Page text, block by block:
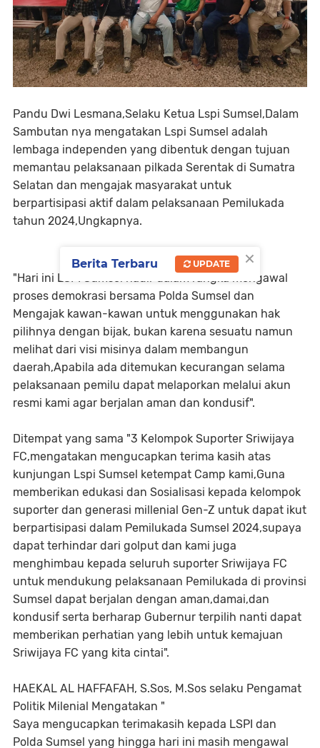
Pandu Dwi Lesmana,Selaku Ketua Lspi Sumsel,Dalam
Sambutan nya mengatakan Lspi Sumsel adalah
lembaga independen yang dibentuk dengan tujuan
memantau pelaksanaan pilkada Serentak di Sumatra
Selatan dan mengajak masyarakat untuk
berpartisipasi aktif dalam pelaksanaan Pemilukada
tahun 2024,Ungkapnya.
"Hari ini LSPI Sumsel hadir dalam rangka mengawal
proses demokrasi bersama Polda Sumsel dan
Mengajak kawan-kawan untuk menggunakan hak
pilihnya dengan bijak, bukan karena sesuatu namun
melihat dari visi misinya dalam membangun
daerah,Apabila ada ditemukan kecurangan selama
pelaksanaan pemilu dapat melaporkan melalui akun
resmi kami agar berjalan aman dan kondusif".
Ditempat yang sama "3 Kelompok Suporter Sriwijaya
FC,mengatakan mengucapkan terima kasih atas
kunjungan Lspi Sumsel ketempat Camp kami,Guna
memberikan edukasi dan Sosialisasi kepada kelompok
suporter dan generasi millenial Gen-Z untuk dapat ikut
berpartisipasi dalam Pemilukada Sumsel 2024,supaya
dapat terhindar dari golput dan kami juga
menghimbau kepada seluruh suporter Sriwijaya FC
untuk mendukung pelaksanaan Pemilukada di provinsi
Sumsel dapat berjalan dengan aman,damai,dan
kondusif serta berharap Gubernur terpilih nanti dapat
memberikan perhatian yang lebih untuk kemajuan
Sriwijaya FC yang kita cintai".
HAEKAL AL HAFFAFAH, S.Sos, M.Sos selaku Pengamat
Politik Milenial Mengatakan "
Saya mengucapkan terimakasih kepada LSPI dan
Polda Sumsel yang hingga hari ini masih mengawal
×
Berita Terbaru UPDATE